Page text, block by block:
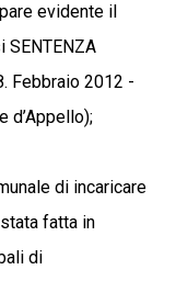
evidente il
SENTENZA
Febbraio 2012 -
d’Appello);
di incaricare
fatta in
di